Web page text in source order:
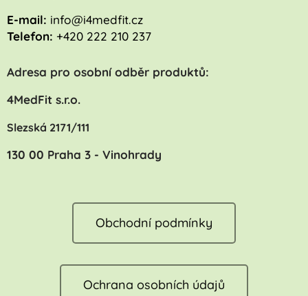
E-mail: info@i4medfit.cz
Telefon: +420 222 210 237
Adresa pro osobní odběr produktů:
4MedFit s.r.o.
Slezská 2171/111
130 00 Praha 3 - Vinohrady
Obchodní podmínky
Ochrana osobních údajů